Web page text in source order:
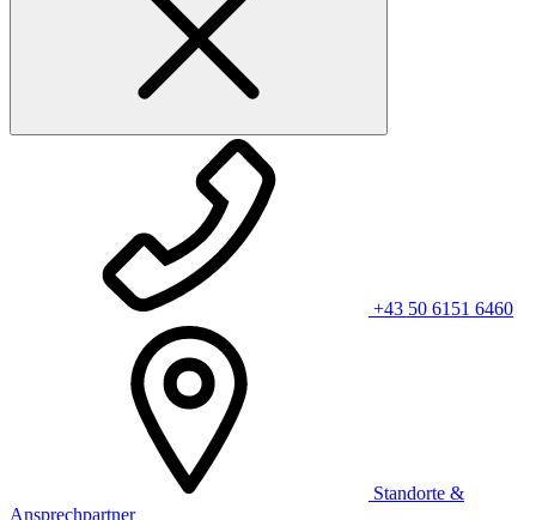
+43 50 6151 6460
Standorte &
Ansprechpartner